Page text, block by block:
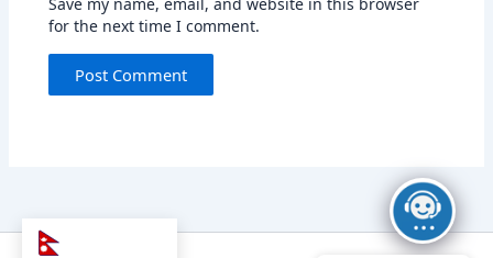
for the next time I comment.